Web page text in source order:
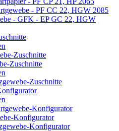
- PF CC 22, HGW 2085
- GFK - EP GC 22, HGW
Zuschnitte
Zuschnitte
Zuschnitte
Konfigurator
Konfigurator
Konfigurator